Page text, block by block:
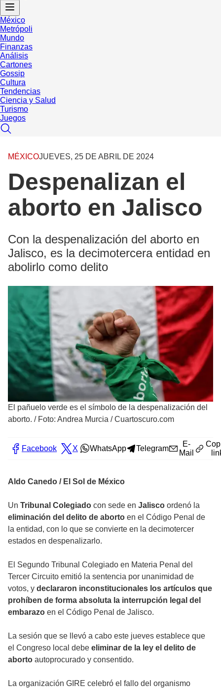
México
Metrópoli
Mundo
Finanzas
Análisis
Cartones
Gossip
Cultura
Tendencias
Ciencia y Salud
Turismo
Juegos
MÉXICOJUEVES, 25 DE ABRIL DE 2024
Despenalizan el
aborto en Jalisco
Con la despenalización del aborto en
Jalisco, es la decimotercera entidad en
abolirlo como delito
El pañuelo verde es el símbolo de la despenalización del
aborto. / Foto: Andrea Murcia / Cuartoscuro.com
Facebook X WhatsApp Telegram
E-
Mail
Aldo Canedo / El Sol de México
Un Tribunal Colegiado con sede en Jalisco ordenó la
eliminación del delito de aborto en el Código Penal de
la entidad, con lo que se convierte en la decimotercer
estados en despenalizarlo.
El Segundo Tribunal Colegiado en Materia Penal del
Tercer Circuito emitió la sentencia por unanimidad de
votos, y declararon inconstitucionales los artículos que
prohíben de forma absoluta la interrupción legal del
embarazo en el Código Penal de Jalisco.
La sesión que se llevó a cabo este jueves establece que
el Congreso local debe eliminar de la ley el delito de
aborto autoprocurado y consentido.
La organización GIRE celebró el fallo del organismo